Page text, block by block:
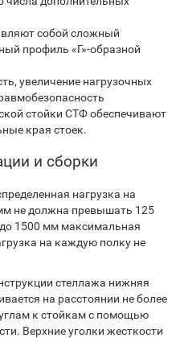
собой сложный
профиль «Г»-образной
увеличение нагрузочных
стойки СТФ обеспечивают
края стоек.
и сборки
нагрузка на
не должна превышать 125
1500 мм максимальная
на каждую полку не
стеллажа нижняя
на расстоянии не более
к стойкам с помощью
Верхние уголки жесткости